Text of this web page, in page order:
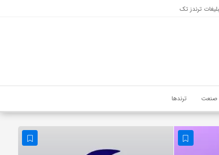
ترندز تک
صنعت ترندها